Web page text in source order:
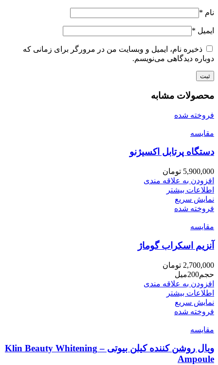
نام *
ایمیل *
ذخیره نام، ایمیل و وبسایت من در مرورگر برای زمانی که
دوباره دیدگاهی می‌نویسم.
محصولات مشابه
فروخته شده
مقايسه
دستگاه پرتابل اکسیژنو
5,900,000 تومان
افزودن به علاقه مندی
اطلاعات بیشتر
نمایش سریع
فروخته شده
مقايسه
آنزیم اسکراب گوماژ
2,700,000 تومان
حجم200میل
افزودن به علاقه مندی
اطلاعات بیشتر
نمایش سریع
فروخته شده
مقايسه
ویال روشن کننده کیلن بیوتی – Klin Beauty Whitening
Ampoule